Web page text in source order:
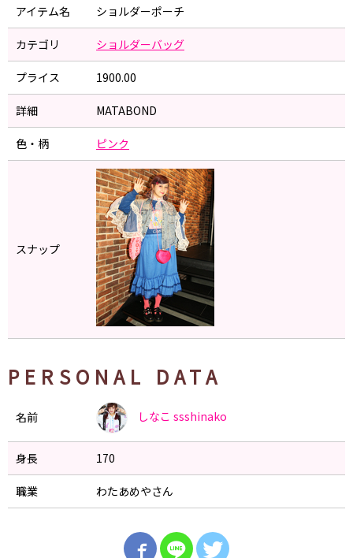
アイテム名 ショルダーポーチ
カテゴリ ショルダーバッグ
プライス 1900.00
詳細 MATABOND
色・柄 ピンク
スナップ
PERSONAL DATA
名前 しなこ ssshinako
身長 170
職業 わたあめやさん